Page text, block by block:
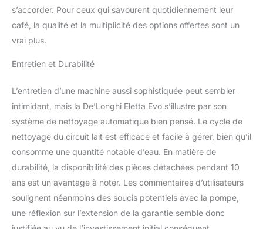
processus d'infusion
rapide à basse pression
s’accorder. Pour ceux qui savourent quotidiennement leur
café, la qualité et la multiplicité des options offertes sont un
vrai plus.
Entretien et Durabilité
L’entretien d’une machine aussi sophistiquée peut sembler
intimidant, mais la De’Longhi Eletta Evo s’illustre par son
système de nettoyage automatique bien pensé. Le cycle de
nettoyage du circuit lait est efficace et facile à gérer, bien qu’il
consomme une quantité notable d’eau. En matière de
durabilité, la disponibilité des pièces détachées pendant 10
ans est un avantage à noter. Les commentaires d’utilisateurs
soulignent néanmoins des soucis potentiels avec la pompe,
une réflexion sur l’extension de la garantie semble donc